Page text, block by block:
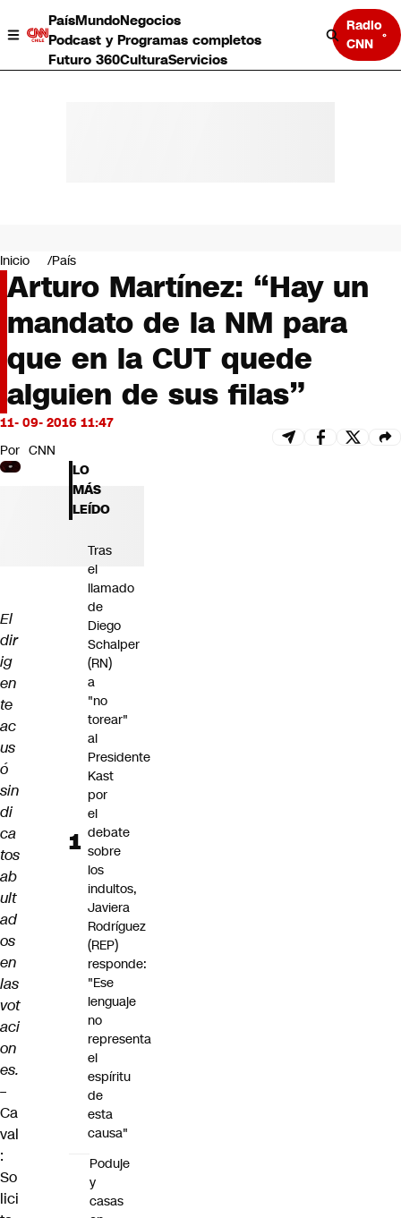
PaísMundoNegocios
Podcast y Programas completos
Futuro 360CulturaServicios
Radio
CNN
Negocios
Deportes
Programas completos
Cultura
Servicios
Bits
CNN Data
CNN tiempo
Futuro 360
Inicio País
Arturo Martínez: “Hay un
mandato de la NM para
que en la CUT quede
alguien de sus filas”
11- 09- 2016 11:47
Por CNN
El
dir
ig
en
te
ac
us
ó
sin
di
ca
tos
ab
ult
ad
os
en
las
vot
aci
on
es.
–
Ca
val
:
So
lici
LO
MÁS
LEÍDO
Tras
el
llamado
de
Diego
Schalper
(RN)
a
"no
torear"
al
Presidente
Kast
por
el
debate
sobre
los
indultos,
Javiera
Rodríguez
(REP)
responde:
"Ese
lenguaje
no
representa
el
espíritu
de
esta
causa"
Poduje
y
casas